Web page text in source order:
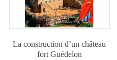
La construction d’un château
fort Guédelon